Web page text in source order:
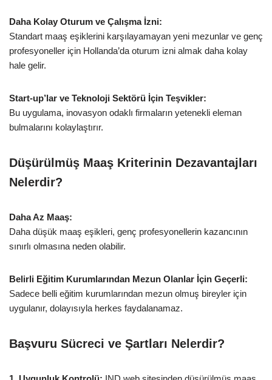
Daha Kolay Oturum ve Çalışma İzni:
Standart maaş eşiklerini karşılayamayan yeni mezunlar ve genç
profesyoneller için Hollanda’da oturum izni almak daha kolay
hale gelir.
Start-up’lar ve Teknoloji Sektörü İçin Teşvikler:
Bu uygulama, inovasyon odaklı firmaların yetenekli eleman
bulmalarını kolaylaştırır.
Düşürülmüş Maaş Kriterinin Dezavantajları
Nelerdir?
Daha Az Maaş:
Daha düşük maaş eşikleri, genç profesyonellerin kazancının
sınırlı olmasına neden olabilir.
Belirli Eğitim Kurumlarından Mezun Olanlar İçin Geçerli:
Sadece belli eğitim kurumlarından mezun olmuş bireyler için
uygulanır, dolayısıyla herkes faydalanamaz.
Başvuru Sücreci ve Şartları Nelerdir?